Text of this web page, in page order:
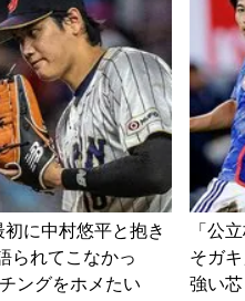
初に中村悠平と抱き
られてこなかっ
ングをホメたい
「公
そガ
強い